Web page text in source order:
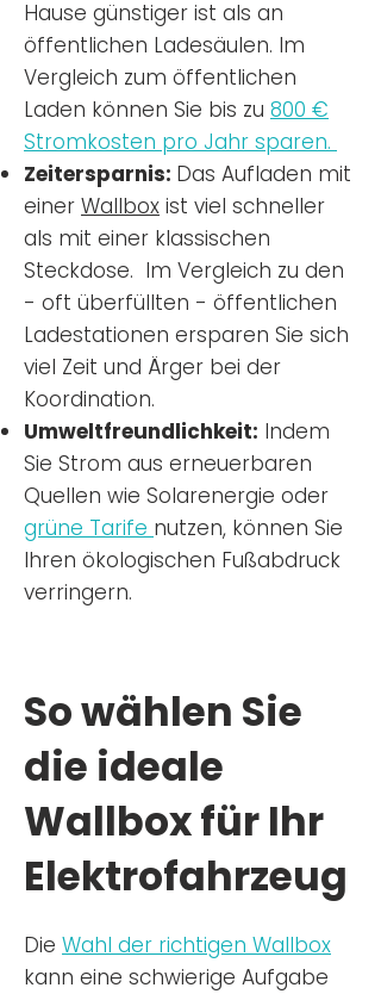
Hause günstiger ist als an
öffentlichen Ladesäulen. Im
Vergleich zum öffentlichen
Laden können Sie bis zu 800 €
Stromkosten pro Jahr sparen.
Zeitersparnis: Das Aufladen mit
einer Wallbox ist viel schneller
als mit einer klassischen
Steckdose. Im Vergleich zu den
- oft überfüllten - öffentlichen
Ladestationen ersparen Sie sich
viel Zeit und Ärger bei der
Koordination.
Umweltfreundlichkeit: Indem
Sie Strom aus erneuerbaren
Quellen wie Solarenergie oder
grüne Tarife nutzen, können Sie
Ihren ökologischen Fußabdruck
verringern.
So wählen Sie
die ideale
Wallbox für Ihr
Elektrofahrzeug
Die Wahl der richtigen Wallbox
kann eine schwierige Aufgabe